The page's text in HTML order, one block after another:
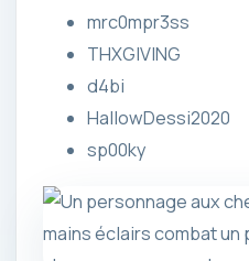
mrc0mpr3ss
THXGIVING
d4bi
HallowDessi2020
sp00ky